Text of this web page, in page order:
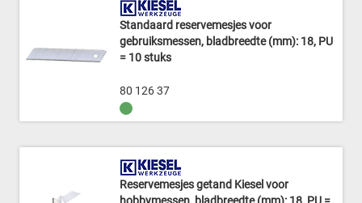
80 126 37
Standaard reservemesjes voor
gebruiksmessen, bladbreedte (mm): 18, PU
= 10 stuks
Reservemesjes getand Kiesel voor